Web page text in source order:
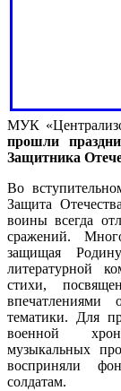
МУК
прошли
Защитника
Во
Защита
воины всегда
сражений.
защищая
литературной
стихи,
впечатлениями
тематики. Для
военной
музыкальных
восприняли
солдатам.